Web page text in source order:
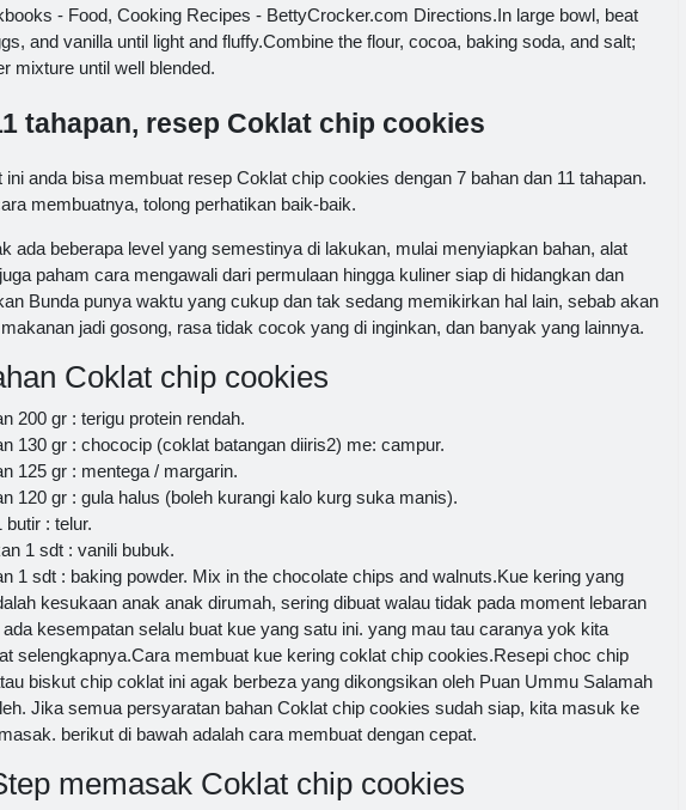
- Food, Cooking Recipes - BettyCrocker.com Directions.In large bowl, beat
and vanilla until light and fluffy.Combine the flour, cocoa, baking soda, and salt;
mixture until well blended.
tahapan, resep Coklat chip cookies
ini anda bisa membuat resep Coklat chip cookies dengan 7 bahan dan 11 tahapan.
membuatnya, tolong perhatikan baik-baik.
ada beberapa level yang semestinya di lakukan, mulai menyiapkan bahan, alat
paham cara mengawali dari permulaan hingga kuliner siap di hidangkan dan
Bunda punya waktu yang cukup dan tak sedang memikirkan hal lain, sebab akan
jadi gosong, rasa tidak cocok yang di inginkan, dan banyak yang lainnya.
Coklat chip cookies
200 gr : terigu protein rendah.
130 gr : chococip (coklat batangan diiris2) me: campur.
125 gr : mentega / margarin.
120 gr : gula halus (boleh kurangi kalo kurg suka manis).
butir : telur.
1 sdt : vanili bubuk.
1 sdt : baking powder. Mix in the chocolate chips and walnuts.Kue kering yang
kesukaan anak anak dirumah, sering dibuat walau tidak pada moment lebaran
kesempatan selalu buat kue yang satu ini. yang mau tau caranya yok kita
selengkapnya.Cara membuat kue kering coklat chip cookies.Resepi choc chip
biskut chip coklat ini agak berbeza yang dikongsikan oleh Puan Ummu Salamah
Jika semua persyaratan bahan Coklat chip cookies sudah siap, kita masuk ke
berikut di bawah adalah cara membuat dengan cepat.
memasak Coklat chip cookies